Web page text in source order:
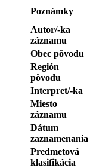
Poznámky
Autor/-ka
záznamu
Obec pôvodu
Región
pôvodu
Interpret/-ka
Miesto
záznamu
Dátum
zaznamenania
Predmetová
klasifikácia